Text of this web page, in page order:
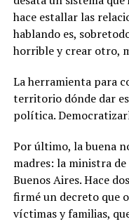
hace estallar las
hablando es,
horrible y crear otro,
La herramienta para
territorio dónde dar
política.
Por último, la buena
madres: la ministra
Buenos Aires. Hace
firmé un decreto que
víctimas y familias,